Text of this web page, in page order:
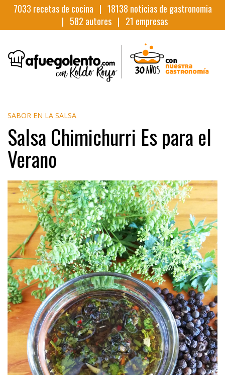
7033 recetas de cocina | 18138 noticias de gastronomia
| 582 autores | 21 empresas
SABOR EN LA SALSA
Salsa Chimichurri Es para el
Verano